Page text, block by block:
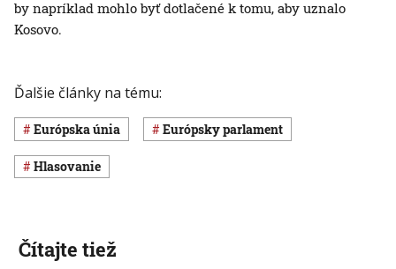
by napríklad mohlo byť dotlačené k tomu, aby uznalo
Kosovo.
Ďalšie články na tému:
Európska únia Európsky parlament
hlasovanie
Čítajte tiež